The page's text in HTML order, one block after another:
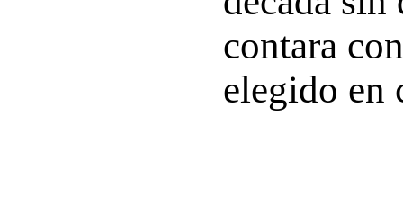
contara
elegido en